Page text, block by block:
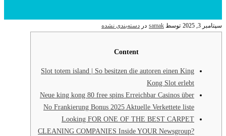
سپتامبر 3, 2025 توسط samak در دسته‌بندی نشده
Content
Slot totem island | So besitzen die autoren einen King
Kong Slot erlebt
Neue king kong 80 free spins Erreichbar Casinos über
No Frankierung Bonus 2025 Aktuelle Verkettete liste
Looking FOR ONE OF THE BEST CARPET
CLEANING COMPANIES Inside YOUR Newsgroup?